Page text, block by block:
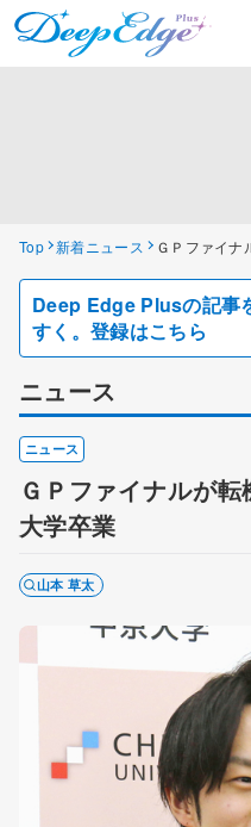
Top 新着ニュース ＧＰファイ
Deep Edge Plusの記事
すく。登録はこちら
ニュース
ニュース
ＧＰファイナルが
大学卒業
山本 草太